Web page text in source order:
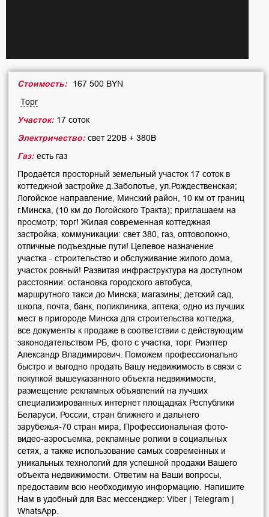
Стоимость:
167 500 BYN
Торг
Участок: 17 соток
Электричество: свет 220В + 380В
Газ: есть газ
Продаётся просторный земельный участок 17 соток в
коттеджной застройке д.Заболотье, ул.Рождественская;
Логойское направление, Минский район, 10 км от границ
г.Минска, (10 км до Логойского Тракта); приглашаем на
просмотр; торг! Жилая современная коттеджная
застройка, коммуникации: свет 380, газ, оптоволокно,
отличные подъездные пути! Целевое назначение
участка - строительство и обслуживание жилого дома,
участок ровный! Развитая инфраструктура на доступном
расстоянии: остановка городского автобуса,
маршрутного такси до Минска; магазины; детский сад,
школа, почта, банк, поликлиника, аптека; одно из лучших
мест в пригороде Минска для строительства коттеджа,
все документы к продаже в соответствии с действующим
законодательством РБ, фото с участка, торг. Риэлтер
Александр Владимирович. Поможем профессионально
быстро и выгодно продать Вашу недвижимость в связи с
покупкой вышеуказанного объекта недвижимости,
размещение рекламных объявлений на лучших
специализированных интернет площадках Республики
Беларуси, России, стран ближнего и дальнего
зарубежья-70 стран мира, Профессиональная фото-
видео-аэросъемка, рекламные ролики в социальных
сетях, а также использование самых современных и
уникальных технологий для успешной продажи Вашего
объекта недвижимости. Ответим на Ваши вопросы,
предоставим всю необходимую информацию. Напишите
Нам в удобный для Вас мессенджер: Viber | Telegram |
WhatsApp.